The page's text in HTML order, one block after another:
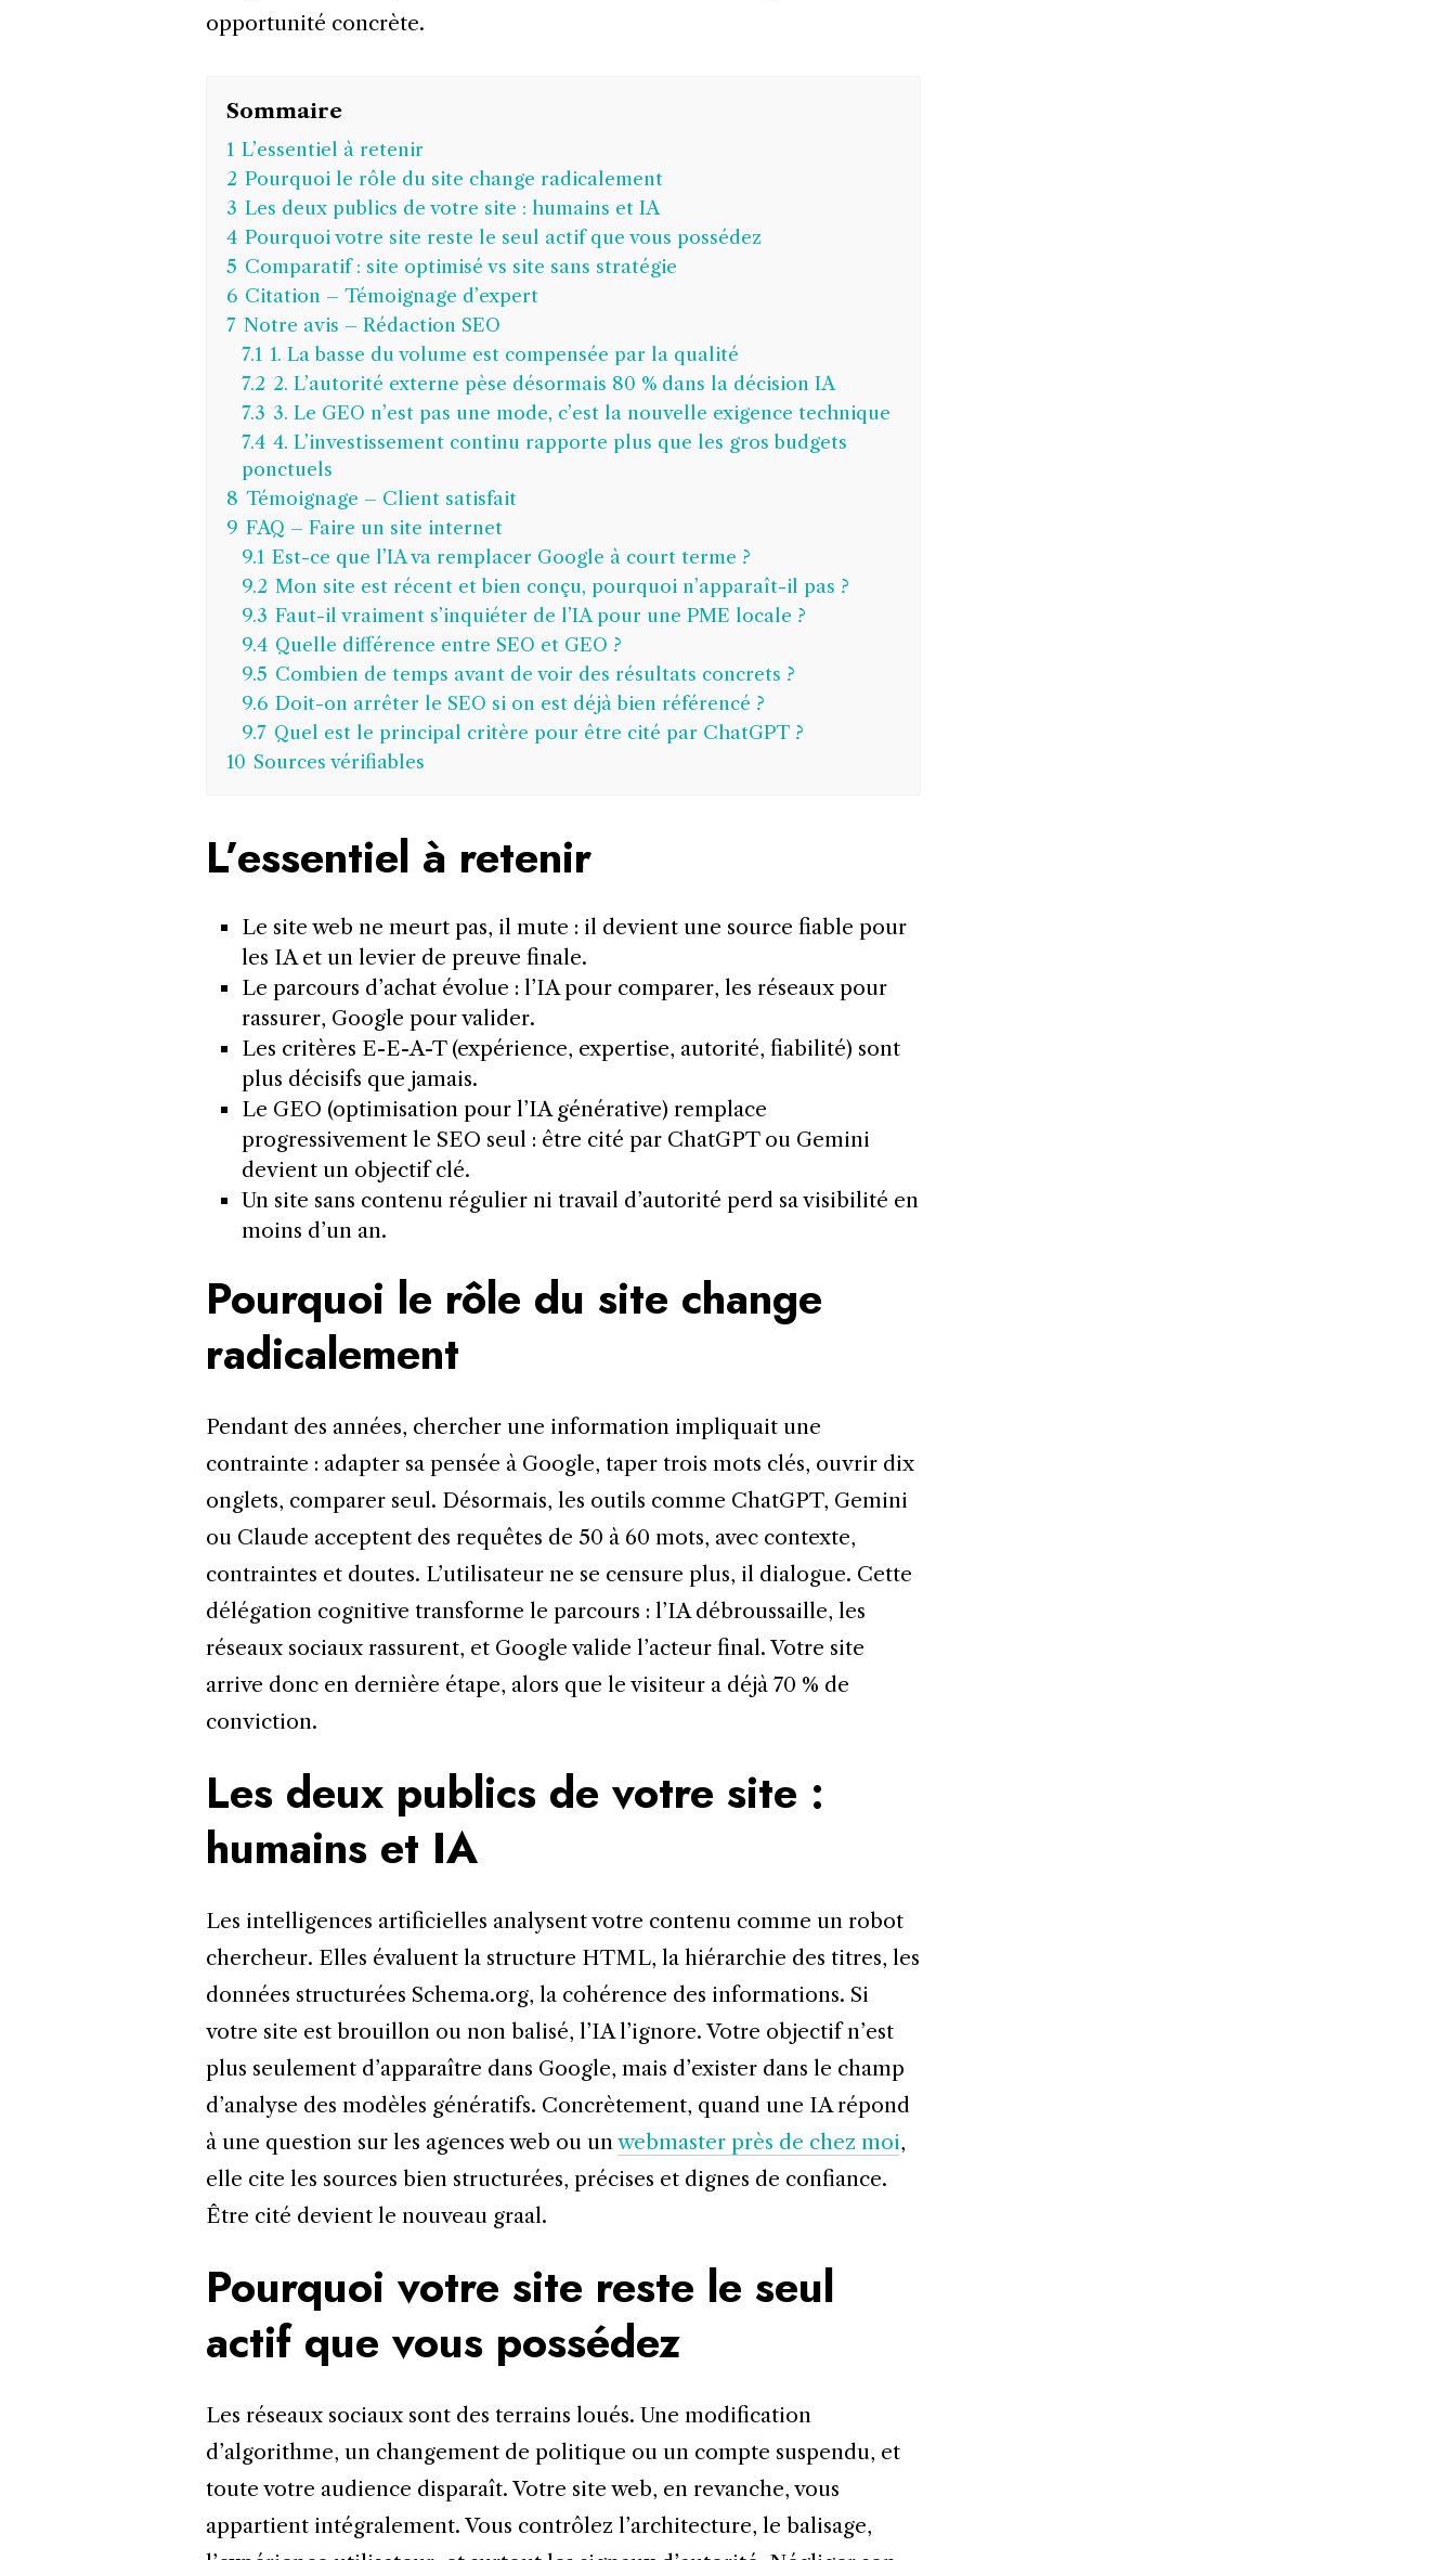
opportunité concrète.
Sommaire
1 L’essentiel à retenir
2 Pourquoi le rôle du site change radicalement
3 Les deux publics de votre site : humains et IA
4 Pourquoi votre site reste le seul actif que vous possédez
5 Comparatif : site optimisé vs site sans stratégie
6 Citation – Témoignage d’expert
7 Notre avis – Rédaction SEO
7.1 1. La basse du volume est compensée par la qualité
7.2 2. L’autorité externe pèse désormais 80 % dans la décision IA
7.3 3. Le GEO n’est pas une mode, c’est la nouvelle exigence technique
7.4 4. L’investissement continu rapporte plus que les gros budgets
ponctuels
8 Témoignage – Client satisfait
9 FAQ – Faire un site internet
9.1 Est-ce que l’IA va remplacer Google à court terme ?
9.2 Mon site est récent et bien conçu, pourquoi n’apparaît-il pas ?
9.3 Faut-il vraiment s’inquiéter de l’IA pour une PME locale ?
9.4 Quelle différence entre SEO et GEO ?
9.5 Combien de temps avant de voir des résultats concrets ?
9.6 Doit-on arrêter le SEO si on est déjà bien référencé ?
9.7 Quel est le principal critère pour être cité par ChatGPT ?
10 Sources vérifiables
L’essentiel à retenir
Le site web ne meurt pas, il mute : il devient une source fiable pour
les IA et un levier de preuve finale.
Le parcours d’achat évolue : l’IA pour comparer, les réseaux pour
rassurer, Google pour valider.
Les critères E-E-A-T (expérience, expertise, autorité, fiabilité) sont
plus décisifs que jamais.
Le GEO (optimisation pour l’IA générative) remplace
progressivement le SEO seul : être cité par ChatGPT ou Gemini
devient un objectif clé.
Un site sans contenu régulier ni travail d’autorité perd sa visibilité en
moins d’un an.
Pourquoi le rôle du site change
radicalement
Pendant des années, chercher une information impliquait une
contrainte : adapter sa pensée à Google, taper trois mots clés, ouvrir dix
onglets, comparer seul. Désormais, les outils comme ChatGPT, Gemini
ou Claude acceptent des requêtes de 50 à 60 mots, avec contexte,
contraintes et doutes. L’utilisateur ne se censure plus, il dialogue. Cette
délégation cognitive transforme le parcours : l’IA débroussaille, les
réseaux sociaux rassurent, et Google valide l’acteur final. Votre site
arrive donc en dernière étape, alors que le visiteur a déjà 70 % de
conviction.
Les deux publics de votre site :
humains et IA
Les intelligences artificielles analysent votre contenu comme un robot
chercheur. Elles évaluent la structure HTML, la hiérarchie des titres, les
données structurées Schema.org, la cohérence des informations. Si
votre site est brouillon ou non balisé, l’IA l’ignore. Votre objectif n’est
plus seulement d’apparaître dans Google, mais d’exister dans le champ
d’analyse des modèles génératifs. Concrètement, quand une IA répond
à une question sur les agences web ou un webmaster près de chez moi,
elle cite les sources bien structurées, précises et dignes de confiance.
Être cité devient le nouveau graal.
Pourquoi votre site reste le seul
actif que vous possédez
Les réseaux sociaux sont des terrains loués. Une modification
d’algorithme, un changement de politique ou un compte suspendu, et
toute votre audience disparaît. Votre site web, en revanche, vous
appartient intégralement. Vous contrôlez l’architecture, le balisage,